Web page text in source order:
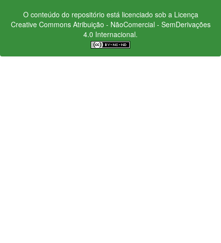
O conteúdo do repositório está licenciado sob a Licença
Creative CommonsAtribuição - NãoComercial - SemDerivações
4.0 Internacional.